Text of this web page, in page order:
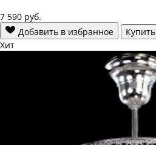
7 590 руб.
Добавить в избранное
Купить
Хит